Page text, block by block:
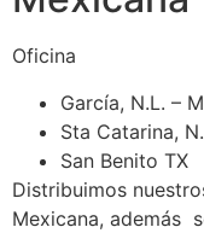
Oficina
García, N.L. –
Sta Catarina,
San Benito TX
Distribuimos
Mexicana, además